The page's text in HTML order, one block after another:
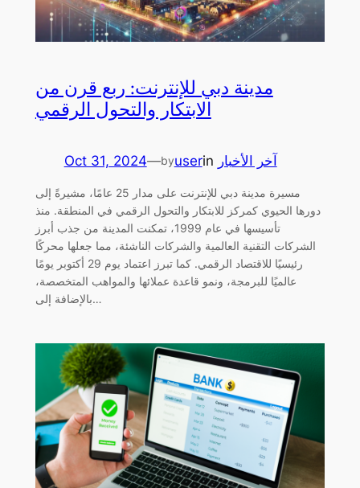
مدينة دبي للإنترنت: ربع قرن من
الابتكار والتحول الرقمي
Oct 31, 2024—byuserin آخر الأخبار
مسيرة مدينة دبي للإنترنت على مدار 25 عامًا، مشيرةً إلى
دورها الحيوي كمركز للابتكار والتحول الرقمي في المنطقة. منذ
تأسيسها في عام 1999، تمكنت المدينة من جذب أبرز
الشركات التقنية العالمية والشركات الناشئة، مما جعلها محركًا
رئيسيًا للاقتصاد الرقمي. كما تبرز اعتماد يوم 29 أكتوبر يومًا
عالميًا للبرمجة، ونمو قاعدة عملائها والمواهب المتخصصة،
بالإضافة إلى…